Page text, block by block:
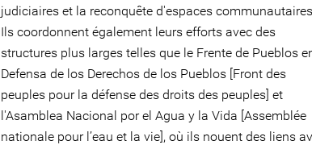
judiciaires et la reconquête d'espaces
Ils coordonnent également leurs efforts avec des
structures plus larges telles que le Frente de Pueblos
Defensa de los Derechos de los Pueblos [Front des
peuples pour la défense des droits des peuples] et
l'Asamblea Nacional por el Agua y la Vida [Assemblée
nationale pour l’eau et la vie], où ils nouent des liens